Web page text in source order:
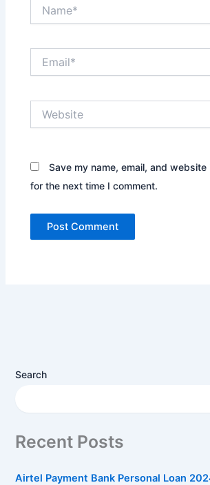
Save my name, email, and
for the next time I comment.
Search
Recent Posts
Airtel Payment Bank Personal Loan